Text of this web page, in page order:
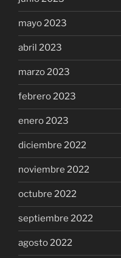
mayo 2023
abril 2023
marzo 2023
febrero 2023
enero 2023
diciembre 2022
noviembre 2022
octubre 2022
septiembre 2022
agosto 2022